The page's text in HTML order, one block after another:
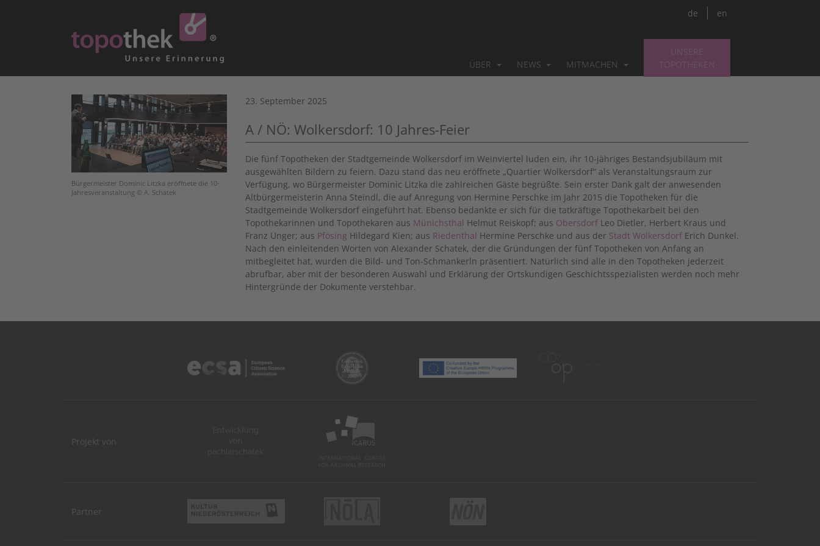
ÜBER NEWS MITMACHEN
UNSERE
TOPOTHEKEN
de en
Bürgermeister Dominic Litzka eröffnete die 10-
Jahresveranstaltung © A. Schatek
23. September 2025
A / NÖ: Wolkersdorf: 10 Jahres-Feier
Die fünf Topotheken der Stadtgemeinde Wolkersdorf im Weinviertel luden ein, ihr 10-jähriges Bestandsjubiläum mit
ausgewählten Bildern zu feiern. Dazu stand das neu eröffnete „Quartier Wolkersdorf“ als Veranstaltungsraum zur
Verfügung, wo Bürgermeister Dominic Litzka die zahlreichen Gäste begrüßte. Sein erster Dank galt der anwesenden
Altbürgermeisterin Anna Steindl, die auf Anregung von Hermine Perschke im Jahr 2015 die Topotheken für die
Stadtgemeinde Wolkersdorf eingeführt hat. Ebenso bedankte er sich für die tatkräftige Topothekarbeit bei den
Topothekarinnen und Topothekaren aus Münichsthal Helmut Reiskopf; aus Obersdorf Leo Dietler, Herbert Kraus und
Franz Unger; aus Pfösing Hildegard Kien; aus Riedenthal Hermine Perschke und aus der Stadt Wolkersdorf Erich Dunkel.
Nach den einleitenden Worten von Alexander Schatek, der die Gründungen der fünf Topotheken von Anfang an
mitbegleitet hat, wurden die Bild- und Ton-Schmankerln präsentiert. Natürlich sind alle in den Topotheken jederzeit
abrufbar, aber mit der besonderen Auswahl und Erklärung der Ortskundigen Geschichtsspezialisten werden noch mehr
Hintergründe der Dokumente verstehbar.
Projekt von
Partner